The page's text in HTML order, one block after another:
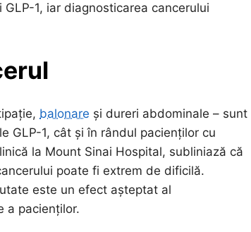
1, iar diagnosticarea cancerului
balonare și dureri abdominale – sunt
GLP-1, cât și în rândul pacienților cu
la Mount Sinai Hospital, subliniază că
poate fi extrem de dificilă.
este un efect așteptat al
a pacienților.